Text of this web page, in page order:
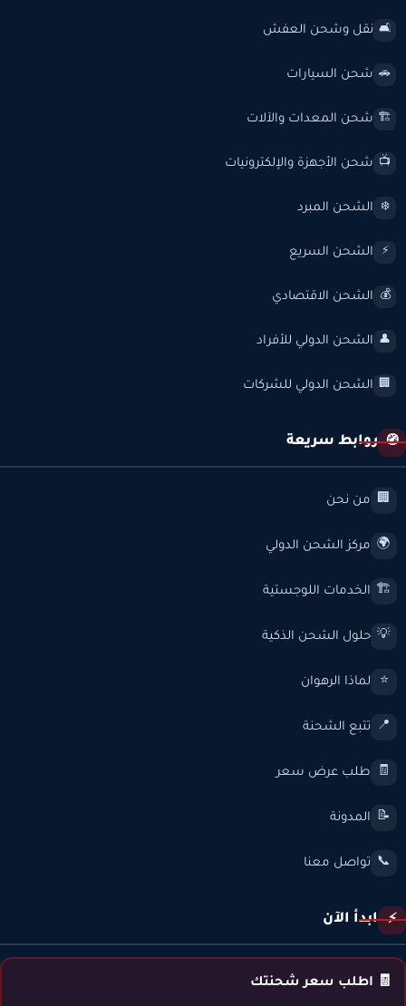
🛋️ نقل وشحن العفش
🚗 شحن السيارات
🏗️ شحن المعدات والآلات
📺 شحن الأجهزة والإلكترونيات
❄️ الشحن المبرد
⚡ الشحن السريع
💰 الشحن الاقتصادي
👤 الشحن الدولي للأفراد
🏢 الشحن الدولي للشركات
🧭 روابط سريعة
🏢 من نحن
🌍 مركز الشحن الدولي
🏗️ الخدمات اللوجستية
💡 حلول الشحن الذكية
⭐ لماذا الرهوان
📍 تتبع الشحنة
🧾 طلب عرض سعر
📝 المدونة
📞 تواصل معنا
⚡ ابدأ الآن
🧾 اطلب سعر شحنتك